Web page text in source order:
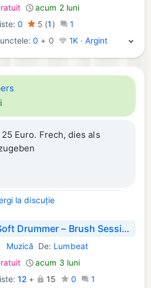
acum 2 luni
0 5 (1 )
1
0 + 0 1K · Argint
Euro. Frech, dies als
la discuție
Soft Drummer – Brush Sessions
Aplicații:
Muzică De: Lumbeat
acum 3 luni
12 + 15 0 1